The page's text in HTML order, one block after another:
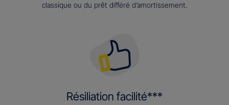
classique ou du prêt différé d’amortissement.
Résiliation facilité***